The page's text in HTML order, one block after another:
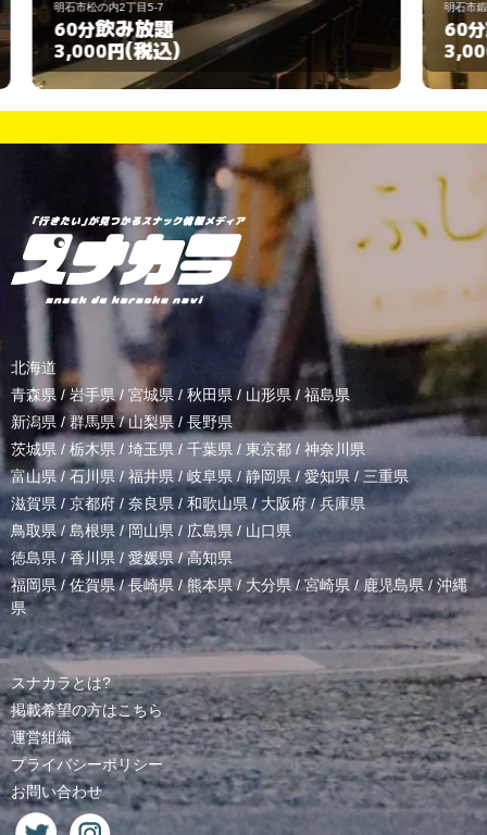
明石市鍛治屋町4-14
60分飲み放題
3,000円(税込)
北海道
青森県 / 岩手県/ 宮城県 / 秋田県 / 山形県/ 福島県
新潟県 /群馬県/山梨県 / 長野県
茨城県 / 栃木県 / 埼玉県 / 千葉県 / 東京都 / 神奈川県
富山県 /石川県/福井県/岐阜県 / 静岡県 / 愛知県 / 三重県
滋賀県 / 京都府 / 奈良県 / 和歌山県/ 大阪府 /兵庫県
鳥取県/ 島根県 /岡山県/ 広島県 / 山口県
徳島県 /香川県 / 愛媛県/高知県
福岡県/佐賀県/長崎県 /熊本県/ 大分県/宮崎県 /鹿児島県 / 沖縄
県
スナカラとは?
掲載希望の方はこちら
運営組織
プライバシーポリシー
お問い合わせ